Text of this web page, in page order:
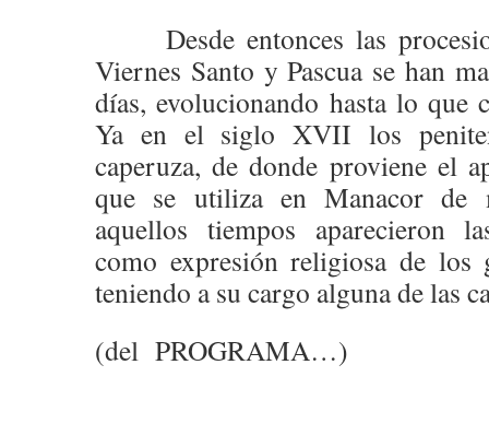
Desde entonces las
Viernes Santo y Pascua se han
días, evolucionando hasta lo que
Ya en el siglo XVII los
caperuza, de donde proviene el
que se utiliza en Manacor de
aquellos tiempos aparecieron
como expresión religiosa de los
teniendo a su cargo alguna de las
(del PROGRAMA…)